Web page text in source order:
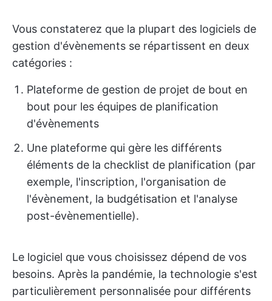
Vous constaterez que la plupart des logiciels de
gestion d'évènements se répartissent en deux
catégories :
Plateforme de gestion de projet de bout en
bout pour les équipes de planification
d'évènements
Une plateforme qui gère les différents
éléments de la checklist de planification (par
exemple, l'inscription, l'organisation de
l'évènement, la budgétisation et l'analyse
post-évènementielle).
Le logiciel que vous choisissez dépend de vos
besoins. Après la pandémie, la technologie s'est
particulièrement personnalisée pour différents